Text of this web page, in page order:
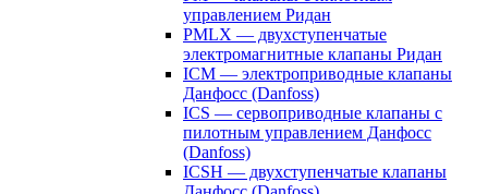
управлением Ридан
PMLX — двухступенчатые
электромагнитные клапаны Ридан
ICM — электроприводные клапаны
Данфосс (Danfoss)
ICS — сервоприводные клапаны с
пилотным управлением Данфосс
(Danfoss)
ICSH — двухступенчатые клапаны